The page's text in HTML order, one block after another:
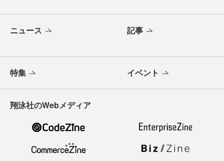
ニュース 記事
特集 イベント
翔泳社のWebメディア